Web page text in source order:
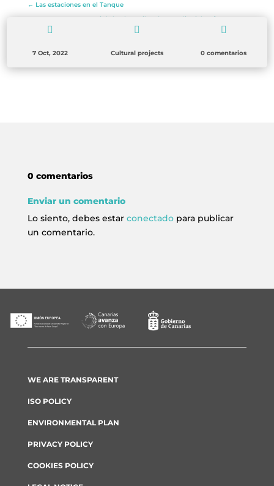
← Las estaciones en el Tanque
<strong>Fightbooks - Librerías Vs Editoriales</strong>

7 Oct, 2022

Cultural projects

0 comentarios
0 comentarios
Enviar un comentario
Lo siento, debes estar conectadopara publicar
un comentario.
WE ARE TRANSPARENT
ISO POLICY
ENVIRONMENTAL PLAN
PRIVACY POLICY
COOKIES POLICY